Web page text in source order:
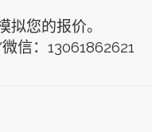
您的报价。
信：13061862621